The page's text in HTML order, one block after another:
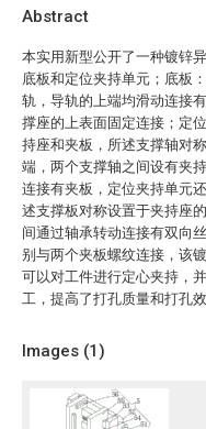
Abstract
本实用新型公开了一种镀锌
底板和定位夹持单元；底板
轨，导轨的上端均滑动连接
撑座的上表面固定连接；定
持座和夹板，所述支撑轴对
端，两个支撑轴之间设有夹
连接有夹板，定位夹持单元
述支撑板对称设置于夹持座
间通过轴承转动连接有双向
别与两个夹板螺纹连接，该
可以对工件进行定心夹持，
工，提高了打孔质量和打孔效
Images (1)